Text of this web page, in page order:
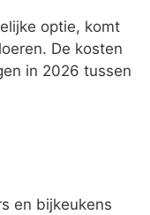
optie, komt
De kosten
in 2026 tussen
en bijkeukens